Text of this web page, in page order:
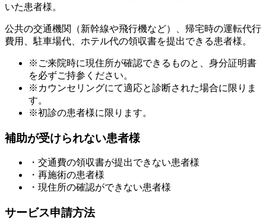
いた患者様。
公共の交通機関（新幹線や飛行機など）、帰宅時の運転代行
費用、駐車場代、ホテル代の領収書を提出できる患者様。
※ご来院時に現住所が確認できるものと、身分証明書
を必ずご持参ください。
※カウンセリングにて適応と診断された場合に限りま
す。
※初診の患者様に限ります。
補助が受けられない患者様
・交通費の領収書が提出できない患者様
・再施術の患者様
・現住所の確認ができない患者様
サービス申請方法